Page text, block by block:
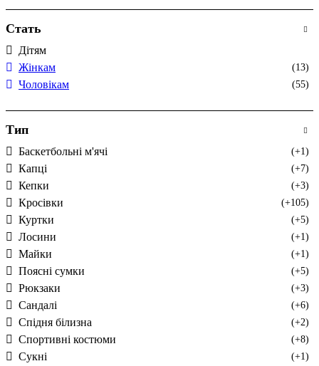
Стать
Дітям
Жінкам
(13)
Чоловікам (55)
Тип
Баскетбольні м'ячі (+1)
Капці (+7)
Кепки (+3)
Кросівки (+105)
Куртки (+5)
Лосини (+1)
Майки (+1)
Поясні сумки (+5)
Рюкзаки (+3)
Сандалі (+6)
Спідня білизна (+2)
Спортивні костюми (+8)
Сукні (+1)